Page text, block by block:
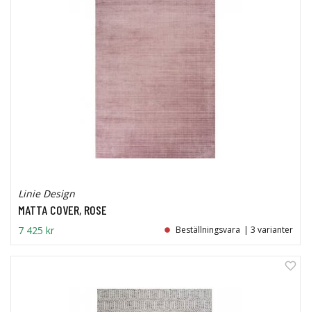
Linie Design
MATTA COVER, ROSE
7 425 kr Beställningsvara | 3 varianter